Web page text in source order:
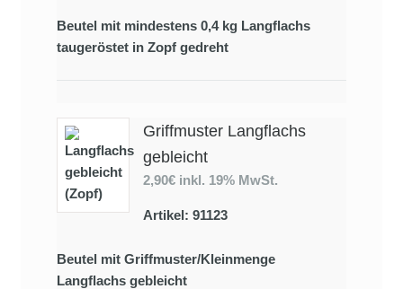
Beutel mit mindestens 0,4 kg Langflachs
taugeröstet in Zopf gedreht
Griffmuster Langflachs
gebleicht
2,90€ inkl. 19% MwSt.
Artikel: 91123
Beutel mit Griffmuster/Kleinmenge
Langflachs gebleicht